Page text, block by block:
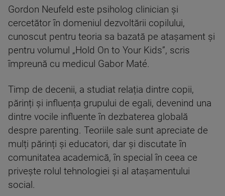
Gordon Neufeld este psiholog clinician și
cercetător în domeniul dezvoltării copilului,
cunoscut pentru teoria sa bazată pe atașament și
pentru volumul „Hold On to Your Kids”, scris
împreună cu medicul Gabor Maté.
Timp de decenii, a studiat relația dintre copii,
părinți și influența grupului de egali, devenind una
dintre vocile influente în dezbaterea globală
despre parenting. Teoriile sale sunt apreciate de
mulți părinți și educatori, dar și discutate în
comunitatea academică, în special în ceea ce
privește rolul tehnologiei și al atașamentului
social.